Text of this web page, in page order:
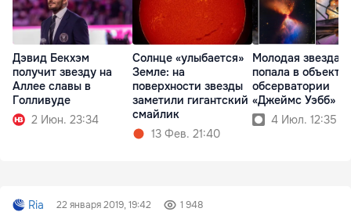
Дэвид Бекхэм
получит звезду на
Аллее славы в
Голливуде
2 Июн. 23:34
Солнце «улыбается»
Земле: на
поверхности звезды
заметили гигантский
смайлик
13 Фев. 21:40
Молодая звезда
попала в
обсерватории
«Джеймс Уэбб»
4 Июл. 12:35
Ria 22 января 2019, 19:42 1 948